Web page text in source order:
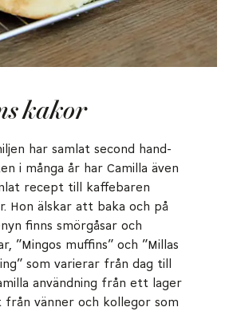
kakor
har samlat second hand-
i många år har Camilla även
recept till kaffebaren
Hon älskar att baka och på
finns smörgåsar och
”Mingos muffins” och ”Millas
som varierar från dag till
användning från ett lager
från vänner och kollegor som